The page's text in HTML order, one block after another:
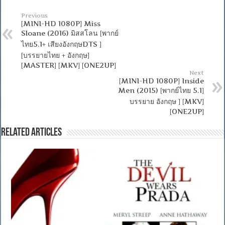
Previous
[MINI-HD 1080P] Miss
Sloane (2016) มิสสโลน [พากย์
ไทย5.1+ เสียงอังกฤษDTS ]
[บรรยายไทย + อังกฤษ]
[MASTER] [MKV] [ONE2UP]
Next
[MINI-HD 1080P] Inside
Men (2015) [พากย์ไทย 5.1]
บรรยาย อังกฤษ ] [MKV]
[ONE2UP]
Related Articles